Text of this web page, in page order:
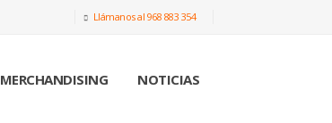
Llámanos al 968 883 354
MERCHANDISING NOTICIAS